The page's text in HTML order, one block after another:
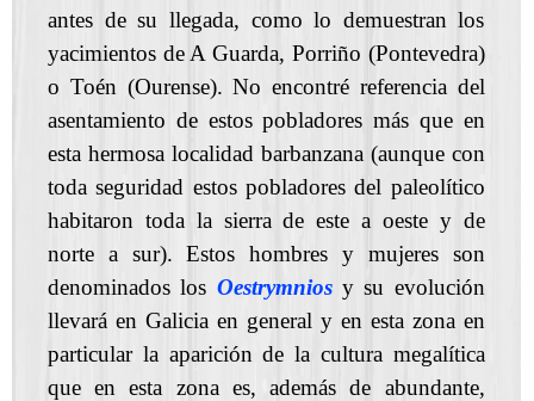
antes de su llegada, como lo demuestran los
yacimientos de A Guarda, Porriño (Pontevedra)
o Toén (Ourense). No encontré referencia del
asentamiento de estos pobladores más que en
esta hermosa localidad barbanzana (aunque con
toda seguridad estos pobladores del paleolítico
habitaron toda la sierra de este a oeste y de
norte a sur). Estos hombres y mujeres son
denominados los Oestrymniosy su evolución
llevará en Galicia en general y en esta zona en
particular la aparición de la cultura megalítica
que en esta zona es, además de abundante,